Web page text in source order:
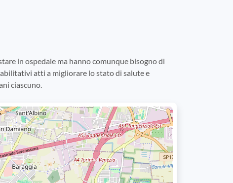
in ospedale ma hanno comunque bisogno di
atti a migliorare lo stato di salute e
ciascuno.